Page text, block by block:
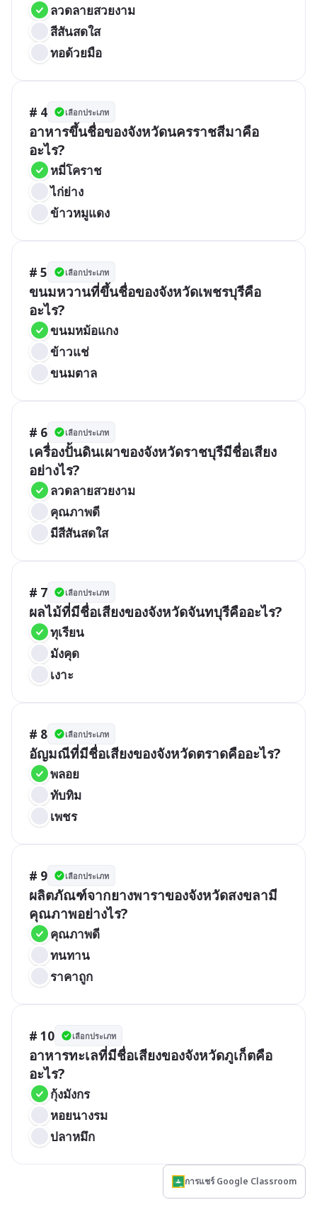
ลวดลายสวยงาม
สีสันสดใส
ทอด้วยมือ
# 4 เลือกประเภท
อาหารขึ้นชื่อของจังหวัดนครราชสีมาคือ
อะไร?
หมี่โคราช
ไก่ย่าง
ข้าวหมูแดง
# 5 เลือกประเภท
ขนมหวานที่ขึ้นชื่อของจังหวัดเพชรบุรีคือ
อะไร?
ขนมหม้อแกง
ข้าวแช่
ขนมตาล
# 6 เลือกประเภท
เครื่องปั้นดินเผาของจังหวัดราชบุรีมีชื่อเสียง
อย่างไร?
ลวดลายสวยงาม
คุณภาพดี
มีสีสันสดใส
# 7 เลือกประเภท
ผลไม้ที่มีชื่อเสียงของจังหวัดจันทบุรีคืออะไร?
ทุเรียน
มังคุด
เงาะ
# 8 เลือกประเภท
อัญมณีที่มีชื่อเสียงของจังหวัดตราดคืออะไร?
พลอย
ทับทิม
เพชร
# 9 เลือกประเภท
ผลิตภัณฑ์จากยางพาราของจังหวัดสงขลามี
คุณภาพอย่างไร?
คุณภาพดี
ทนทาน
ราคาถูก
# 10 เลือกประเภท
อาหารทะเลที่มีชื่อเสียงของจังหวัดภูเก็ตคือ
อะไร?
กุ้งมังกร
หอยนางรม
ปลาหมึก
การแชร์ Google Classroom